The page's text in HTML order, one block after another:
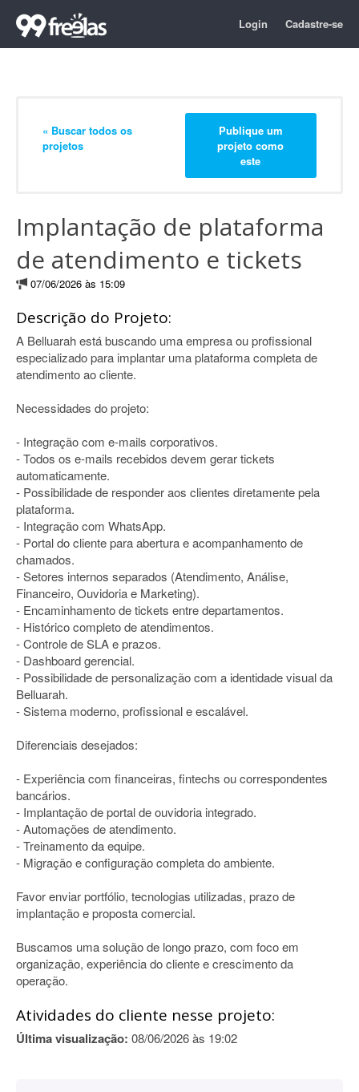
Login Cadastre-se
« Buscar todos os
projetos
Publique um
projeto como
este
Implantação de plataforma
de atendimento e tickets
07/06/2026 às 15:09
Descrição do Projeto:
A Belluarah está buscando uma empresa ou profissional
especializado para implantar uma plataforma completa de
atendimento ao cliente.
Necessidades do projeto:
- Integração com e-mails corporativos.
- Todos os e-mails recebidos devem gerar tickets
automaticamente.
- Possibilidade de responder aos clientes diretamente pela
plataforma.
- Integração com WhatsApp.
- Portal do cliente para abertura e acompanhamento de
chamados.
- Setores internos separados (Atendimento, Análise,
Financeiro, Ouvidoria e Marketing).
- Encaminhamento de tickets entre departamentos.
- Histórico completo de atendimentos.
- Controle de SLA e prazos.
- Dashboard gerencial.
- Possibilidade de personalização com a identidade visual da
Belluarah.
- Sistema moderno, profissional e escalável.
Diferenciais desejados:
- Experiência com financeiras, fintechs ou correspondentes
bancários.
- Implantação de portal de ouvidoria integrado.
- Automações de atendimento.
- Treinamento da equipe.
- Migração e configuração completa do ambiente.
Favor enviar portfólio, tecnologias utilizadas, prazo de
implantação e proposta comercial.
Buscamos uma solução de longo prazo, com foco em
organização, experiência do cliente e crescimento da
operação.
Atividades do cliente nesse projeto:
Última visualização: 08/06/2026 às 19:02